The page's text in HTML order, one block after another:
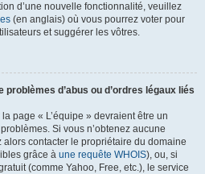
d’une nouvelle fonctionnalité, veuillez
(en anglais) où vous pourrez voter pour
et suggérer les vôtres.
d’abus ou d’ordres légaux liés
page « L’équipe » devraient être un
Si vous n’obtenez aucune
contacter le propriétaire du domaine
grâce à une requête WHOIS), ou, si
(comme Yahoo, Free, etc.), le service